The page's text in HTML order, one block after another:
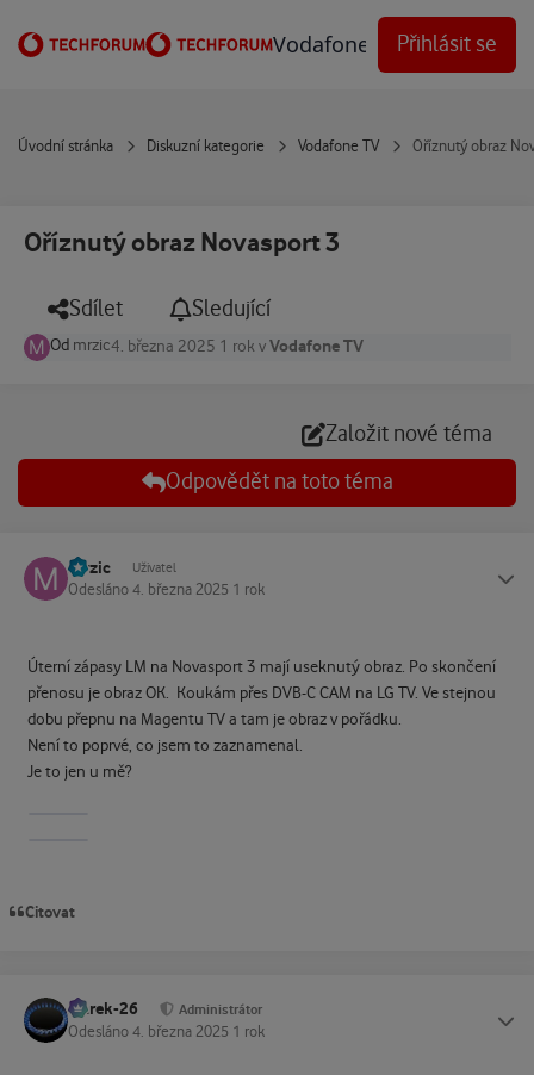
Vodafone Techforum
Přihlásit se
Úvodní stránka Diskuzní kategorie Vodafone TV Oříznutý obraz
Oříznutý obraz Novasport 3
Sdílet Sledující
Od mrzic4. března 2025 1 rokvVodafone TV
Založit nové téma
Odpovědět na toto téma
mrzic Uživatel
Odesláno 4. března 2025 1 rok
Úterní zápasy LM na Novasport 3 mají useknutý obraz. Po skončení
přenosu je obraz OK. Koukám přes DVB-C CAM na LG TV. Ve stejnou
dobu přepnu na Magentu TV a tam je obraz v pořádku.
Není to poprvé, co jsem to zaznamenal.
Je to jen u mě?
Citovat
Marek-26 Administrátor
Odesláno 4. března 2025 1 rok